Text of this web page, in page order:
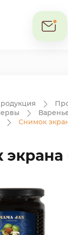
Снимок